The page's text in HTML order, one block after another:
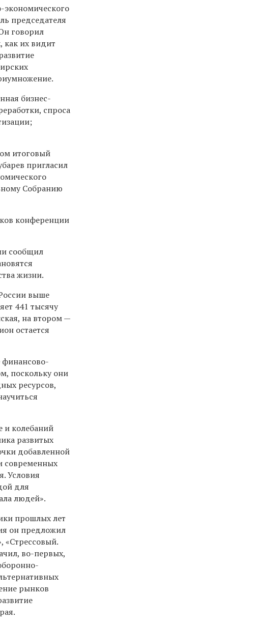
председателя
говорил
как их видит
бизнес-
спроса
итоговый
пригласил
Собранию
конференции
сообщил
жизни.
выше
441 тысячу
на втором —
остается
финансово-
поскольку они
ресурсов,
и колебаний
развитых
добавленной
современных
Условия
для
людей».
прошлых лет
он предложил
«Стрессовый.
во-первых,
рынков